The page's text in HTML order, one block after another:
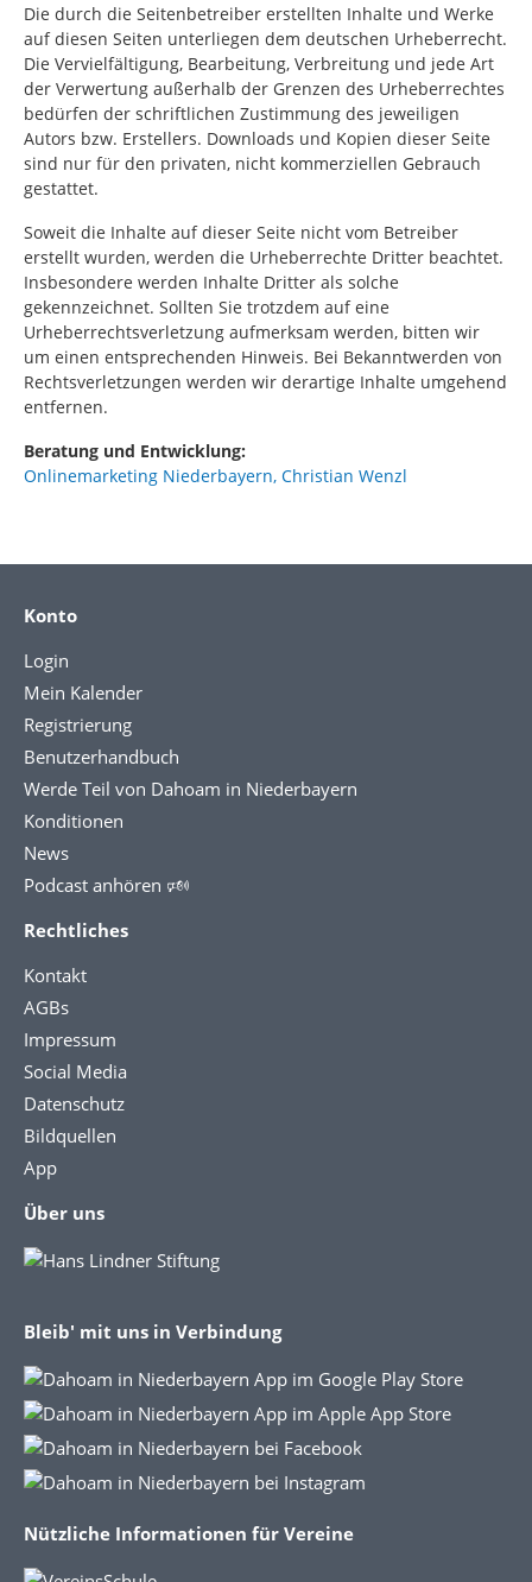
Die durch die Seitenbetreiber erstellten Inhalte und Werke
auf diesen Seiten unterliegen dem deutschen Urheberrecht.
Die Vervielfältigung, Bearbeitung, Verbreitung und jede Art
der Verwertung außerhalb der Grenzen des Urheberrechtes
bedürfen der schriftlichen Zustimmung des jeweiligen
Autors bzw. Erstellers. Downloads und Kopien dieser Seite
sind nur für den privaten, nicht kommerziellen Gebrauch
gestattet.
Soweit die Inhalte auf dieser Seite nicht vom Betreiber
erstellt wurden, werden die Urheberrechte Dritter beachtet.
Insbesondere werden Inhalte Dritter als solche
gekennzeichnet. Sollten Sie trotzdem auf eine
Urheberrechtsverletzung aufmerksam werden, bitten wir
um einen entsprechenden Hinweis. Bei Bekanntwerden von
Rechtsverletzungen werden wir derartige Inhalte umgehend
entfernen.
Beratung und Entwicklung:
Onlinemarketing Niederbayern, Christian Wenzl
Konto
Login
Mein Kalender
Registrierung
Benutzerhandbuch
Werde Teil von Dahoam in Niederbayern
Konditionen
News
Podcast anhören 🕬
Rechtliches
Kontakt
AGBs
Impressum
Social Media
Datenschutz
Bildquellen
App
Über uns
Bleib' mit uns in Verbindung
Nützliche Informationen für Vereine